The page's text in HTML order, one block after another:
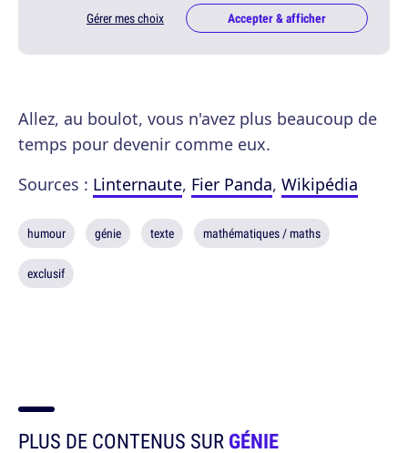
Gérer mes choix Accepter & afficher
Allez, au boulot, vous n'avez plus beaucoup de
temps pour devenir comme eux.
Sources : Linternaute, Fier Panda, Wikipédia
humour génie texte mathématiques / maths
exclusif
PLUS DE CONTENUS SURGÉNIE